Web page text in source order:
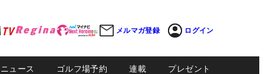
メルマガ登録 ログイン
ュース ゴルフ場予約 連載 プレゼント